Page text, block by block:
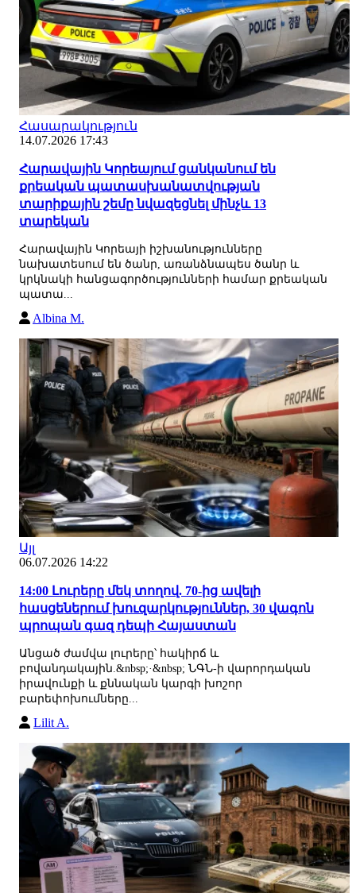
Հասարակություն
14.07.2026 17:43
Հարավային Կորեայում ցանկանում են
քրեական պատասխանատվության
տարիքային շեմը նվազեցնել մինչև 13
տարեկան
Հարավային Կորեայի իշխանությունները
նախատեսում են ծանր, առանձնապես ծանր և
կրկնակի հանցագործությունների համար քրեական
պատա...
Albina M.
Այլ
06.07.2026 14:22
14:00 Լուրերը մեկ տողով. 70-ից ավելի
հասցեներում խուզարկություններ, 30 վագոն
պրոպան գազ դեպի Հայաստան
Անցած ժամվա լուրերը՝ հակիրճ և
բովանդակային.&nbsp;·&nbsp; ՆԳՆ-ի վարորդական
իրավունքի և քննական կարգի խոշոր
բարեփոխումները...
Lilit A.